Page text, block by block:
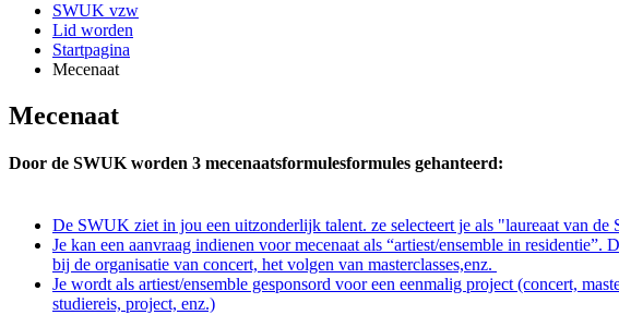
SWUK vzw
Lid worden
Startpagina
Mecenaat
Mecenaat
Door de SWUK worden 3 mecenaatsformulesformules gehanteerd:
De SWUK ziet in jou een uitzonderlijk talent. ze selecteert je als "laureaat van
Je kan een aanvraag indienen voor mecenaat als “artiest/ensemble in
bij de organisatie van concert, het volgen van masterclasses,enz.
Je wordt als artiest/ensemble gesponsord voor een eenmalig project (concert,
studiereis, project, enz.)